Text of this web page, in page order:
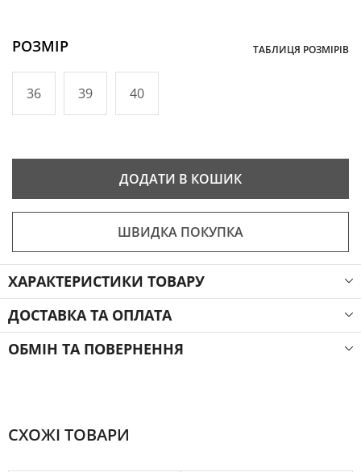
РОЗМІР ТАБЛИЦЯ РОЗМІРІВ
36 39 40
ДОДАТИ В КОШИК
ШВИДКА ПОКУПКА
ХАРАКТЕРИСТИКИ ТОВАРУ
ДОСТАВКА ТА ОПЛАТА
ОБМІН ТА ПОВЕРНЕННЯ
СХОЖІ ТОВАРИ